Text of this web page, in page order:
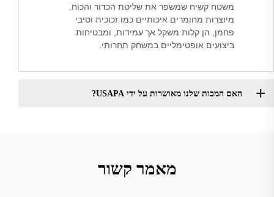
משטח קשיח שמשפר את שליטת הכדור והכוח.
מיוצרות מחומרים איכותיים כמו זכוכית וסיבי
פחמן, הן קלות משקל אך עמידות, ומבטיחות
ביצועים אופטימליים במשחק תחרותי.
האם המכות שלנו מאושרות על ידי USAPA?
מאמר קשור